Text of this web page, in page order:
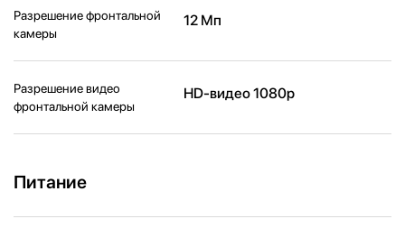
Разрешение фронтальной
камеры
12 Мп
Разрешение видео
фронтальной камеры
HD-видео 1080p
Питание